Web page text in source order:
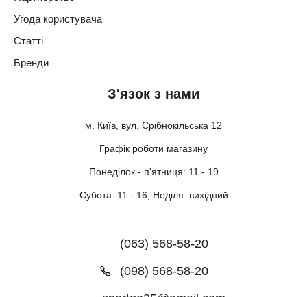
З'язок з нами
м. Київ, вул. Срібнокільська 12
Графік роботи магазину
Понеділок - п'ятниця: 11 - 19
Субота: 11 - 16, Неділя: вихідний
(063) 568-58-20
(098) 568-58-20
Угода користувача
Статті
Бренди